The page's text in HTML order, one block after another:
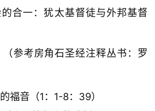
合一：犹太基督徒与外邦基督
（参考房角石圣经注释丛书：罗
福音（1：1-8：39）